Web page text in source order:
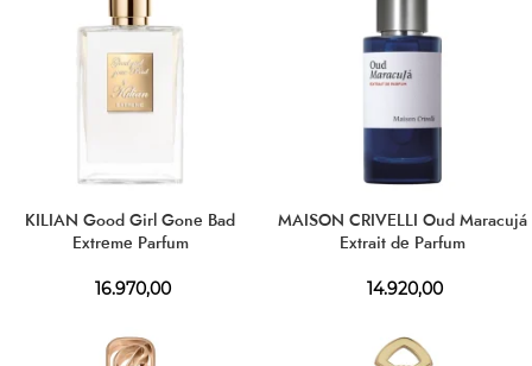
KILIAN Good Girl Gone Bad
Extreme Parfum
16.970,00
MAISON CRIVELLI Oud Maracujá
Extrait de Parfum
14.920,00